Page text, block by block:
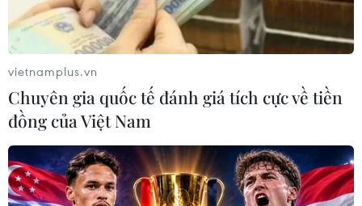
vietnamplus.vn
Chuyên gia quốc tế đánh giá tích cực về tiền
đồng của Việt Nam